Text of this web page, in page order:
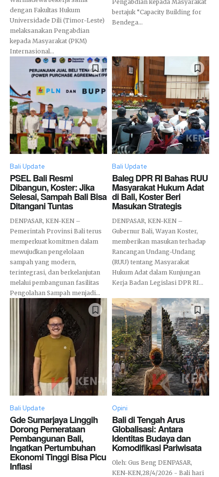
dengan Fakultas Hukum
Universidade Dili (Timor-Leste)
melaksanakan Pengabdian
kepada Masyarakat (PKM)
Internasional...
Pengabdian kepada Masyarakat
bertajuk “Capacity Building for
Bendega...
Bali Update
PSEL Bali Resmi
Dibangun, Koster: Jika
Selesai, Sampah Bali Bisa
Ditangani Tuntas
DENPASAR, KEN-KEN –
Pemerintah Provinsi Bali terus
memperkuat komitmen dalam
mewujudkan pengelolaan
sampah yang modern,
terintegrasi, dan berkelanjutan
melalui pembangunan fasilitas
Pengolahan Sampah menjadi...
Bali Update
Baleg DPR RI Bahas RUU
Masyarakat Hukum Adat
di Bali, Koster Beri
Masukan Strategis
DENPASAR, KEN-KEN –
Gubernur Bali, Wayan Koster,
memberikan masukan terhadap
Rancangan Undang-Undang
(RUU) tentang Masyarakat
Hukum Adat dalam Kunjungan
Kerja Badan Legislasi DPR RI...
Bali Update
Gde Sumarjaya Linggih
Dorong Pemerataan
Pembangunan Bali,
Ingatkan Pertumbuhan
Ekonomi Tinggi Bisa Picu
Inflasi
Opini
Bali di Tengah Arus
Globalisasi: Antara
Identitas Budaya dan
Komodifikasi Pariwisata
Oleh: Gus Beng DENPASAR,
KEN-KEN,28/4/2026 - Bali hari